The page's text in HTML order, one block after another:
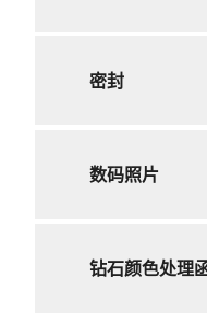
密封
数码照片
钻石颜色处理